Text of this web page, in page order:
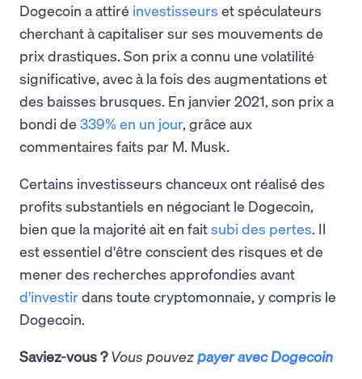
Dogecoin a attiré investisseurs et spéculateurs
cherchant à capitaliser sur ses mouvements de
prix drastiques. Son prix a connu une volatilité
significative, avec à la fois des augmentations et
des baisses brusques. En janvier 2021, son prix a
bondi de 339% en un jour, grâce aux
commentaires faits par M. Musk.
Certains investisseurs chanceux ont réalisé des
profits substantiels en négociant le Dogecoin,
bien que la majorité ait en faitsubi des pertes. Il
est essentiel d'être conscient des risques et de
mener des recherches approfondies avant
d'investirdans toute cryptomonnaie, y compris le
Dogecoin.
Saviez-vous ?Vous pouvezpayer avec Dogecoin